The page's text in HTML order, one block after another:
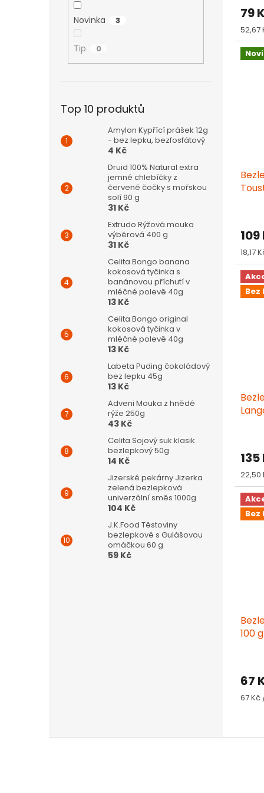
Novinka 3
Tip 0
Top 10 produktů
Amylon Kypřící prášek 12g
- bez lepku, bezfosfátový
4 Kč
Druid 100% Natural extra
jemné chlebíčky z
červené čočky s mořskou
solí 90 g
31 Kč
Extrudo Rýžová mouka
výběrová 400 g
31 Kč
Celita Bongo banana
kokosová tyčinka s
banánovou příchutí v
mléčné polevě 40g
13 Kč
Celita Bongo original
kokosová tyčinka v
mléčné polevě 40g
13 Kč
Labeta Puding čokoládový
bez lepku 45g
13 Kč
Adveni Mouka z hnědé
rýže 250g
43 Kč
Celita Sojový suk klasik
bezlepkový 50g
14 Kč
Jizerské pekárny Jizerka
zelená bezlepková
univerzální směs 1000g
104 Kč
J.K.Food Těstoviny
bezlepkové s Gulášovou
omáčkou 60 g
59 Kč
je
5,0
z
5
79
Měrná
cena:
52,67
109
Měrná
cena:
18,17
Bez
135
Měrná
cena:
22,50
Bez
100 g
67
Měrná
67 Kč